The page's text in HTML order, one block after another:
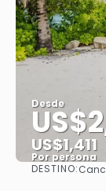
Desde
US$1,411
Por persona
DESTINO: